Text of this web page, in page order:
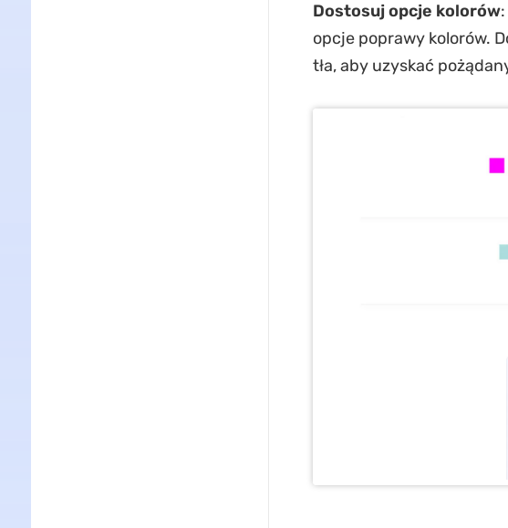
Dostosuj opcje kolorów
opcje poprawy kolorów.
tła, aby uzyskać